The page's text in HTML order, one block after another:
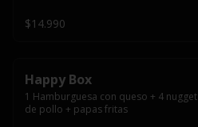
$14.990
Happy Box
1 Hamburguesa con queso + 4 nugget
de pollo + papas fritas